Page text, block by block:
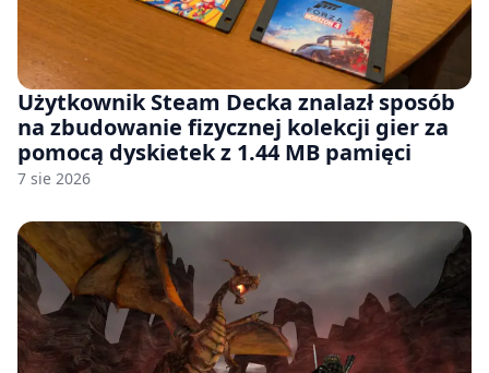
Użytkownik Steam Decka znalazł sposób
na zbudowanie fizycznej kolekcji gier za
pomocą dyskietek z 1.44 MB pamięci
7 sie 2026